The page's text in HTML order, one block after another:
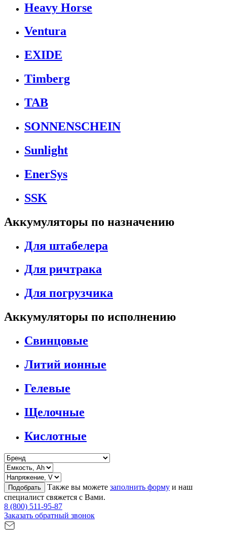
Heavy Horse
Ventura
EXIDE
Timberg
TAB
SONNENSCHEIN
Sunlight
EnerSys
SSK
Аккумуляторы по назначению
Для штабелера
Для ричтрака
Для погрузчика
Аккумуляторы по исполнению
Свинцовые
Литий ионные
Гелевые
Щелочные
Кислотные
Подобрать Также вы можете заполнить форму и наш
специалист свяжется с Вами.
8 (800) 511-95-87
Заказать обратный звонок